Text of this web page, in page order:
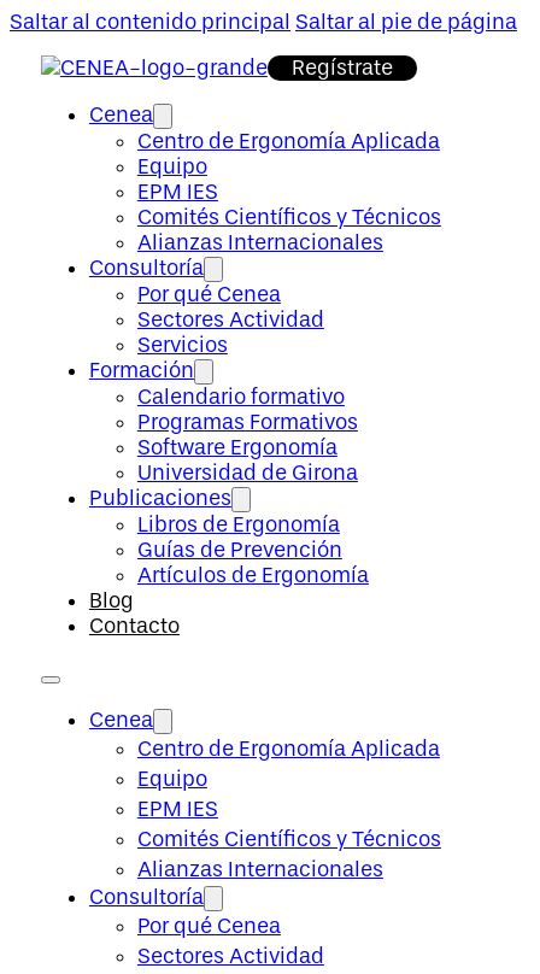
Saltar al contenido principal Saltar al pie de página
Regístrate
Cenea
Centro de Ergonomía Aplicada
Equipo
EPM IES
Comités Científicos y Técnicos
Alianzas Internacionales
Consultoría
Por qué Cenea
Sectores Actividad
Servicios
Formación
Calendario formativo
Programas Formativos
Software Ergonomía
Universidad de Girona
Publicaciones
Libros de Ergonomía
Guías de Prevención
Artículos de Ergonomía
Blog
Contacto
Cenea
Centro de Ergonomía Aplicada
Equipo
EPM IES
Comités Científicos y Técnicos
Alianzas Internacionales
Consultoría
Por qué Cenea
Sectores Actividad